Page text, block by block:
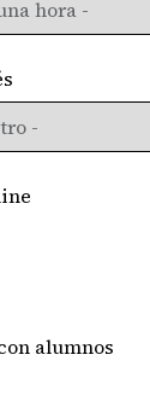
alumnos